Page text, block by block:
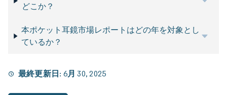
どこか？
本ポケット耳鏡市場レポートはどの年を対象とし
ているか？
最終更新日: 6月 30, 2025